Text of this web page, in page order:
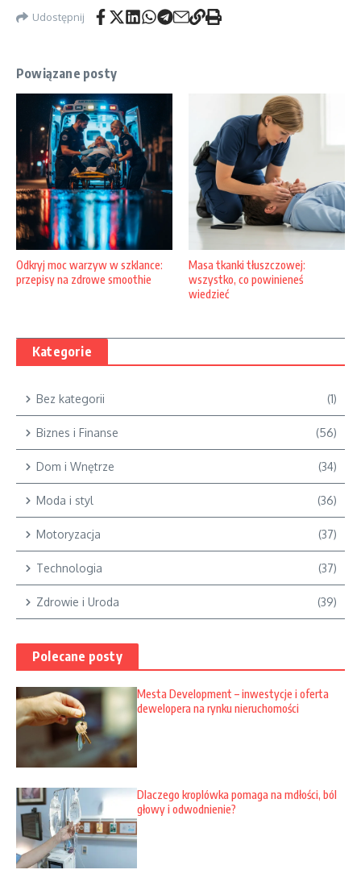
Udostępnij
Powiązane posty
Odkryj moc warzyw w szklance:
przepisy na zdrowe smoothie
Masa tkanki tłuszczowej:
wszystko, co powinieneś
wiedzieć
Kategorie
Bez kategorii (1)
Biznes i Finanse (56)
Dom i Wnętrze (34)
Moda i styl (36)
Motoryzacja (37)
Technologia (37)
Zdrowie i Uroda (39)
Polecane posty
Mesta Development – inwestycje i oferta
dewelopera na rynku nieruchomości
Dlaczego kroplówka pomaga na mdłości, ból
głowy i odwodnienie?